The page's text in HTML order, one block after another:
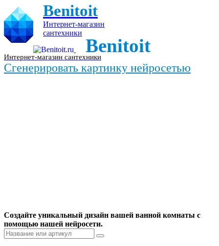
Benitoit
Интернет-магазин
сантехники
Benitoit
Интернет-магазин сантехники
Сгенерировать картинку нейросетью
Создайте уникальный дизайн вашей ванной комнаты с
помощью нашей нейросети.